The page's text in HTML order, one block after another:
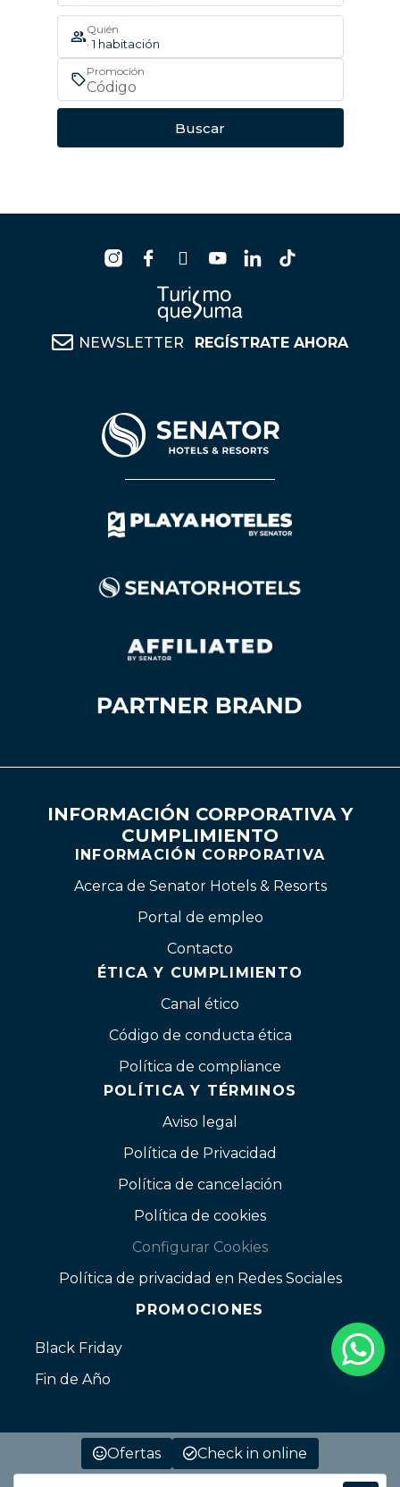
Ofertas Check in online
Quién
· 1 habitación
Promoción
Buscar
NEWSLETTER REGÍSTRATE AHORA
INFORMACIÓN CORPORATIVA Y
CUMPLIMIENTO
INFORMACIÓN CORPORATIVA
Acerca de Senator Hotels & Resorts
Portal de empleo
Contacto
ÉTICA Y CUMPLIMIENTO
Canal ético
Código de conducta ética
Política de compliance
POLÍTICA Y TÉRMINOS
Aviso legal
Política de Privacidad
Política de cancelación
Política de cookies
Configurar Cookies
Política de privacidad en Redes Sociales
PROMOCIONES
Black Friday
Fin de Año